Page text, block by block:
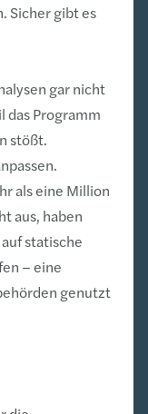
Sicher gibt es
gar nicht
das Programm
stößt.
als eine Million
aus, haben
statische
– eine
genutzt